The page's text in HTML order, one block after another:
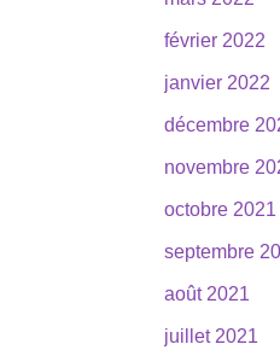
février 2022
janvier 2022
décembre
novembre
octobre 2021
septembre
août 2021
juillet 2021